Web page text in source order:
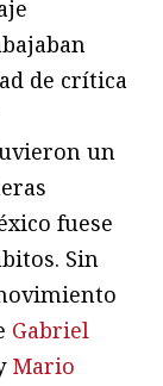
de crítica
un
fuese
Sin
Gabriel
Mario